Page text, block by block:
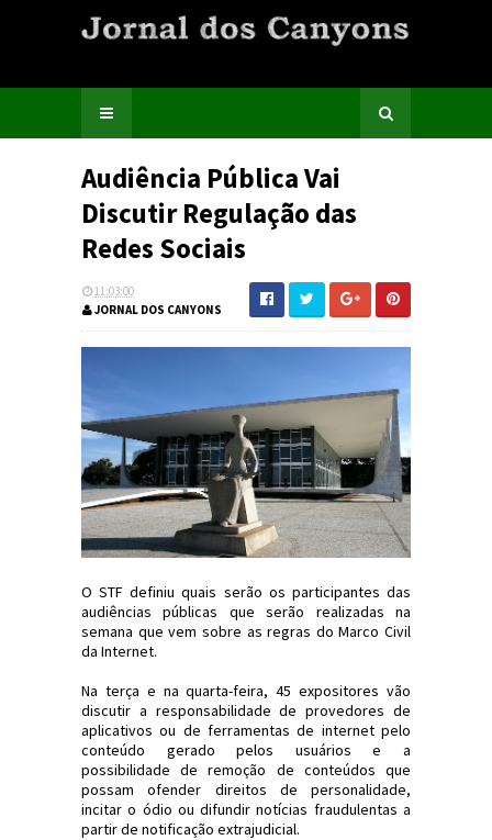
Audiência Pública Vai
Discutir Regulação das
Redes Sociais
11:03:00
JORNAL DOS CANYONS
O STF definiu quais serão os participantes das
audiências públicas que serão realizadas na
semana que vem sobre as regras do Marco Civil
da Internet.
Na terça e na quarta-feira, 45 expositores vão
discutir a responsabilidade de provedores de
aplicativos ou de ferramentas de internet pelo
conteúdo gerado pelos usuários e a
possibilidade de remoção de conteúdos que
possam ofender direitos de personalidade,
incitar o ódio ou difundir notícias fraudulentas a
partir de notificação extrajudicial.